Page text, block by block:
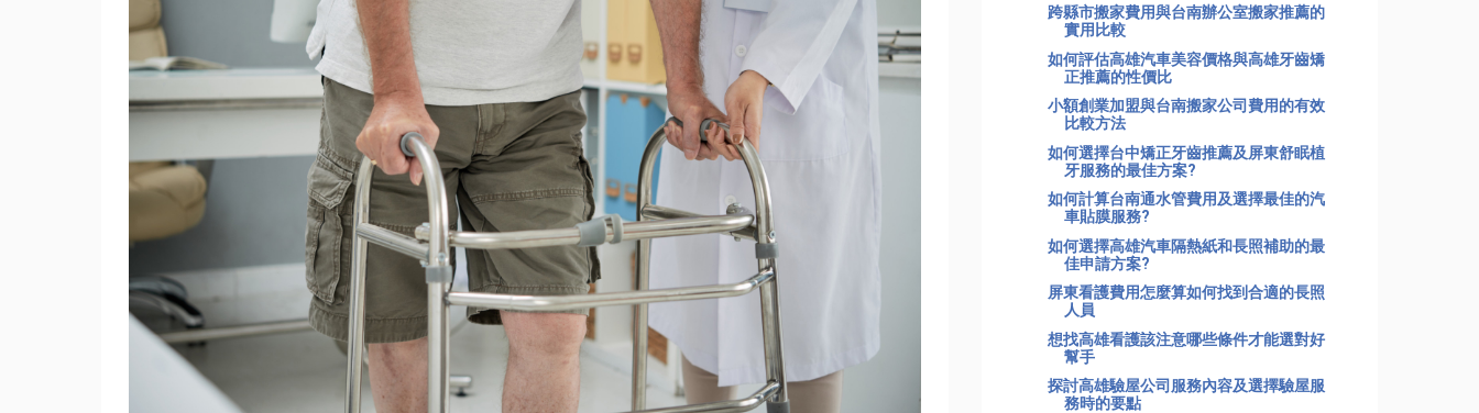
跨縣市搬家費用與台南辦公室搬家推薦的
實用比較
如何評估高雄汽車美容價格與高雄牙齒矯
正推薦的性價比
小額創業加盟與台南搬家公司費用的有效
比較方法
如何選擇台中矯正牙齒推薦及屏東舒眠植
牙服務的最佳方案?
如何計算台南通水管費用及選擇最佳的汽
車貼膜服務?
如何選擇高雄汽車隔熱紙和長照補助的最
佳申請方案?
屏東看護費用怎麼算如何找到合適的長照
人員
想找高雄看護該注意哪些條件才能選對好
幫手
探討高雄驗屋公司服務內容及選擇驗屋服
務時的要點